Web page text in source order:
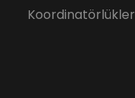
Koordinatörlükler